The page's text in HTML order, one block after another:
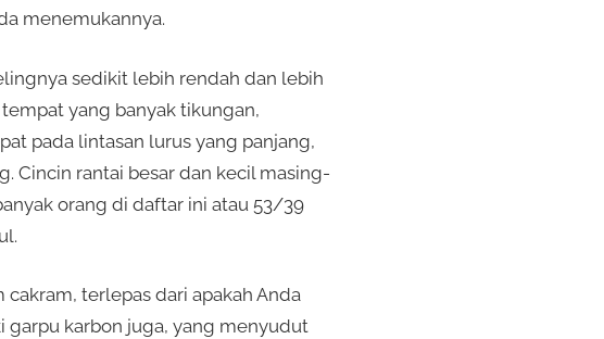
menemukannya.
sedikit lebih rendah dan lebih
yang banyak tikungan,
pada lintasan lurus yang panjang,
Cincin rantai besar dan kecil masing-
orang di daftar ini atau 53/39
terlepas dari apakah Anda
garpu karbon juga, yang menyudut